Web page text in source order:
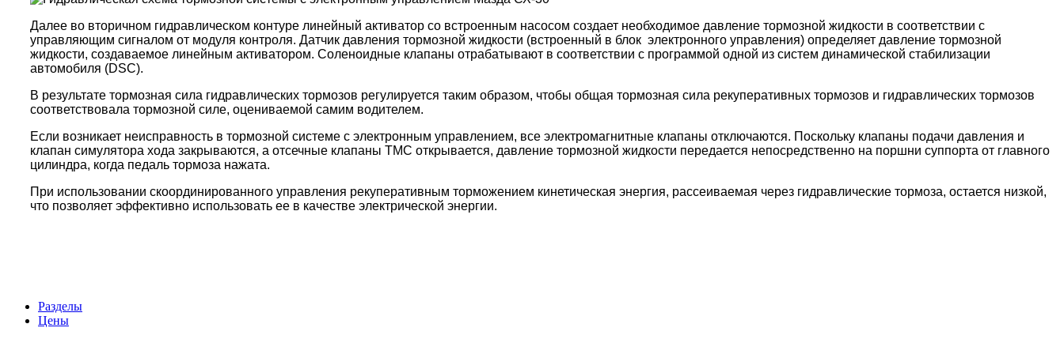
Далее во вторичном гидравлическом контуре линейный активатор со встроенным насосом создает необходимое давление тормозной жидкости в соответствии с
управляющим сигналом от модуля контроля. Датчик давления тормозной жидкости (встроенный в блок электронного управления) определяет давление тормозной
жидкости, создаваемое линейным активатором. Соленоидные клапаны отрабатывают в соответствии с программой одной из систем динамической стабилизации
автомобиля (DSC).
В результате тормозная сила гидравлических тормозов регулируется таким образом, чтобы общая тормозная сила рекуперативных тормозов и гидравлических тормозов
соответствовала тормозной силе, оцениваемой самим водителем.
Если возникает неисправность в тормозной системе с электронным управлением, все электромагнитные клапаны отключаются. Поскольку клапаны подачи давления и
клапан симулятора хода закрываются, а отсечные клапаны TMC открывается, давление тормозной жидкости передается непосредственно на поршни суппорта от главного
цилиндра, когда педаль тормоза нажата.
При использовании скоординированного управления рекуперативным торможением кинетическая энергия, рассеиваемая через гидравлические тормоза, остается низкой,
что позволяет эффективно использовать ее в качестве электрической энергии.
Разделы
Цены